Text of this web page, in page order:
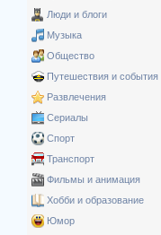
Люди и блоги
Музыка
Общество
Путешествия и события
Развлечения
Сериалы
Спорт
Транспорт
Фильмы и анимация
Хобби и образование
Юмор